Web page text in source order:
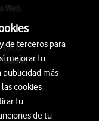
Web
Madrid
de terceros para
mejorar tu
publicidad más
cookies
tu
de tu